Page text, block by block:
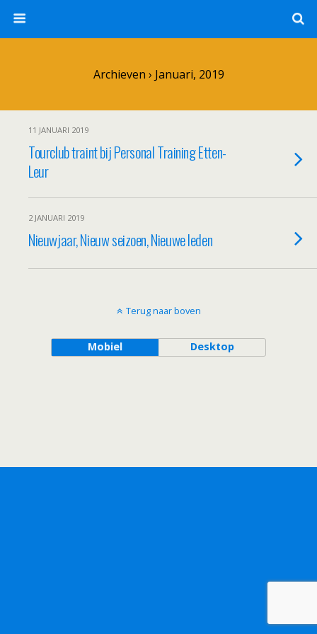
Archieven › Januari, 2019
11 JANUARI 2019
Tourclub traint bij Personal Training Etten-
Leur
2 JANUARI 2019
Nieuwjaar, Nieuw seizoen, Nieuwe leden
Terug naar boven
Mobiel Desktop